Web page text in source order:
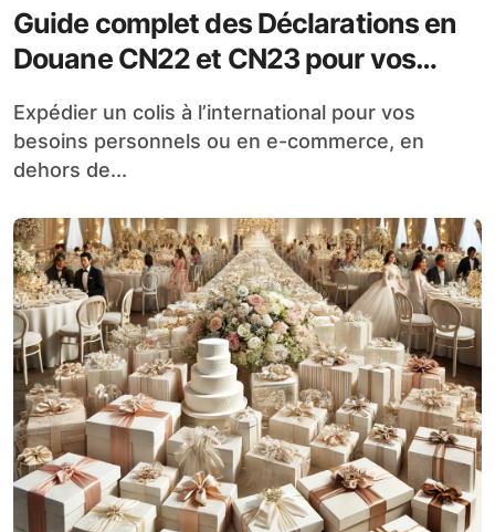
Guide complet des Déclarations en
Douane CN22 et CN23 pour vos
Expédier un colis à l’international pour vos
besoins personnels ou en e-commerce, en
dehors de...